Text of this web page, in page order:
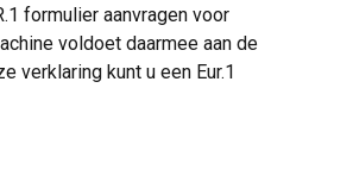
formulier aanvragen voor
voldoet daarmee aan de
verklaring kunt u een Eur.1